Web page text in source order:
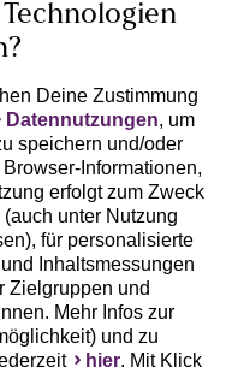
Deine Zustimmung
Datennutzungen, um
speichern und/oder
Informationen,
erfolgt zum Zweck
unter Nutzung
für personalisierte
Inhaltsmessungen
Zielgruppen und
Mehr Infos zur
und zu
hier. Mit Klick